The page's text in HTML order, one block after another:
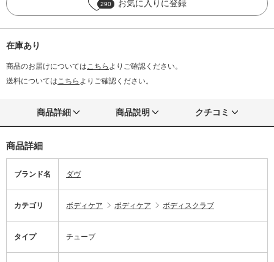
290 お気に入りに登録
在庫あり
商品のお届けについてはこちら よりご確認ください。
送料についてはこちら よりご確認ください。
商品詳細 商品説明 クチコミ
商品詳細
ブランド名 ダヴ
カテゴリ ボディケア ボディケア ボディスクラブ
タイプ チューブ